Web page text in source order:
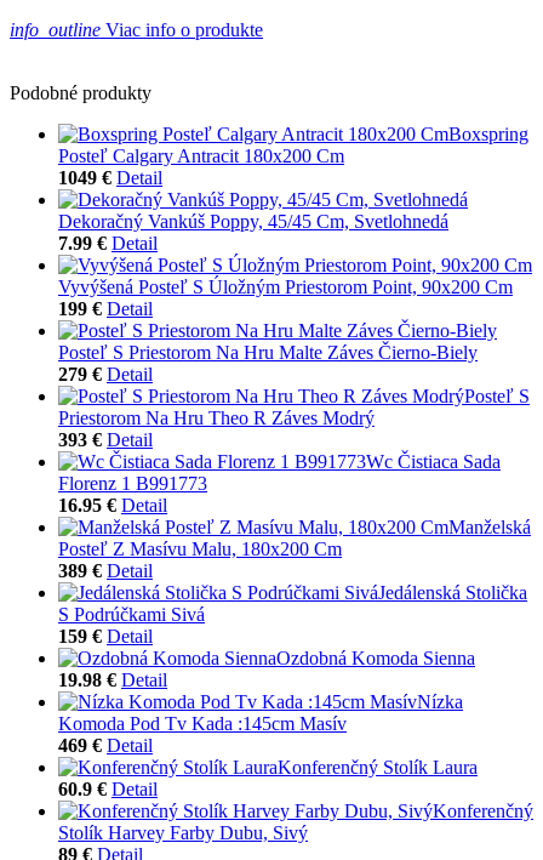
info_outline Viac info o produkte
Podobné produkty
Boxspring
Posteľ Calgary Antracit 180x200 Cm
1049 € Detail
Dekoračný Vankúš Poppy, 45/45 Cm, Svetlohnedá
7.99 € Detail
Vyvýšená Posteľ S Úložným Priestorom Point, 90x200 Cm
199 € Detail
Posteľ S Priestorom Na Hru Malte Záves Čierno-Biely
279 € Detail
Posteľ S
Priestorom Na Hru Theo R Záves Modrý
393 € Detail
Wc Čistiaca Sada
Florenz 1 B991773
16.95 € Detail
Manželská
Posteľ Z Masívu Malu, 180x200 Cm
389 € Detail
Jedálenská Stolička
S Podrúčkami Sivá
159 € Detail
Ozdobná Komoda Sienna
19.98 € Detail
Nízka
Komoda Pod Tv Kada :145cm Masív
469 € Detail
Konferenčný Stolík Laura
60.9 € Detail
Konferenčný
Stolík Harvey Farby Dubu, Sivý
89 € Detail